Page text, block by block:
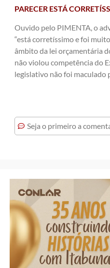
PARECER ESTÁ
Ouvido pelo PIMENTA, o
“está corretíssimo e foi
âmbito da lei orçamentária
não violou competência do
legislativo não foi maculado
Seja o primeiro a